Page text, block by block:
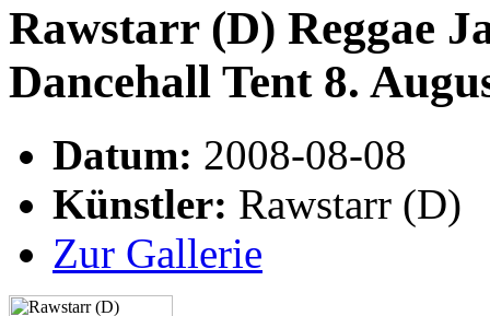
Rawstarr (D) Reggae
Dancehall Tent 8.
Datum: 2008-08-08
Künstler: Rawstarr (D)
Zur Gallerie